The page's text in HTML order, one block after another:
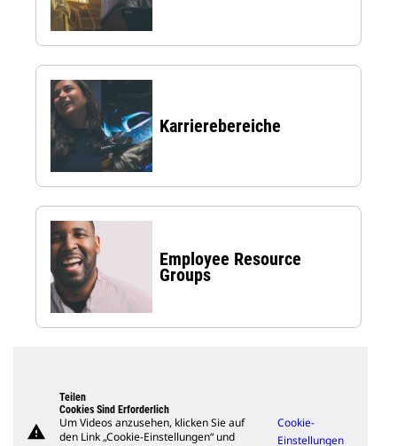
Karrierebereiche
Employee Resource
Groups
warning
Teilen
Cookies Sind Erforderlich
Um Videos anzusehen, klicken Sie auf
den Link „Cookie-Einstellungen“ und
Cookie-
Einstellungen